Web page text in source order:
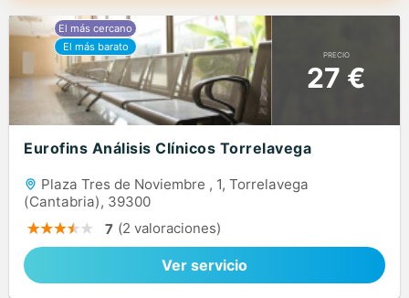
PRECIO
27 €
Eurofins Análisis Clínicos Torrelavega
Plaza Tres de Noviembre , 1, Torrelavega
(Cantabria), 39300
7 (2 valoraciones)
Ver servicio